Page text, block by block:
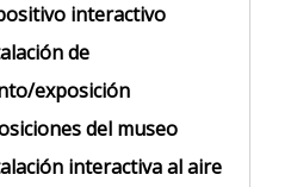
interactivo
de
exposición
del museo
interactiva al aire